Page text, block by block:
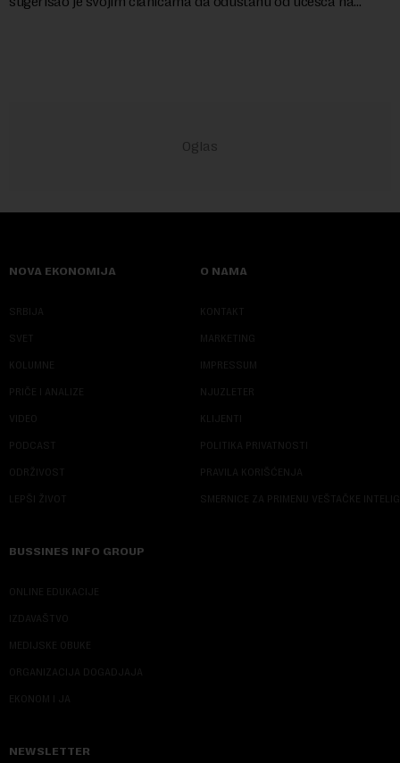
NOVA EKONOMIJA
SRBIJA
SVET
KOLUMNE
PRIČE I ANALIZE
VIDEO
PODCAST
ODRŽIVOST
LEPŠI ŽIVOT
O NAMA
KONTAKT
MARKETING
IMPRESSUM
NJUZLETER
KLIJENTI
POLITIKA PRIVATNOSTI
PRAVILA KORIŠĆENJA
SMERNICE ZA PRIMENU VEŠTAČKE
BUSSINES INFO GROUP
ONLINE EDUKACIJE
IZDAVAŠTVO
MEDIJSKE OBUKE
ORGANIZACIJA DOGADJAJA
EKONOM I JA
NEWSLETTER